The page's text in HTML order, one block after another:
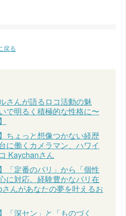
戻る
さんが語るロコ活動の魅
で明るく積極的な性格に〜
ちょっと想像つかない経歴
に働くカメラマン、ハワイ
Kaychanさん
「定番のパリ」から「個性
に対応。経験豊かなパリ在
んがあなたの夢を叶えるお
「深セン」と「ものづく